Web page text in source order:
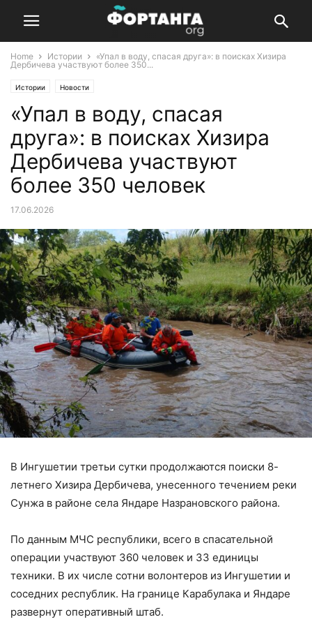
Home Истории
«Упал в воду, спасая друга»: в поисках Хизира
Дербичева участвуют более 350...
Истории Новости
«Упал в воду, спасая
друга»: в поисках Хизира
Дербичева участвуют
более 350 человек
17.06.2026
В Ингушетии третьи сутки продолжаются поиски 8-
летнего Хизира Дербичева, унесенного течением реки
Сунжа в районе села Яндаре Назрановского района.
По данным МЧС республики, всего в спасательной
операции участвуют 360 человек и 33 единицы
техники. В их числе сотни волонтеров из Ингушетии и
соседних республик. На границе Карабулака и Яндаре
развернут оперативный штаб.